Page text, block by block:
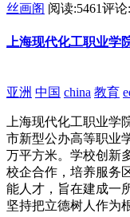
丝画阁 阅读:5461评论
上海现代化工职业学
亚洲 中国 china 教育
上海现代化工职业
市新型公办高等职业
万平方米。学校创新
校企合作，培养服务
能人才，旨在建成一
坚持把立德树人作为